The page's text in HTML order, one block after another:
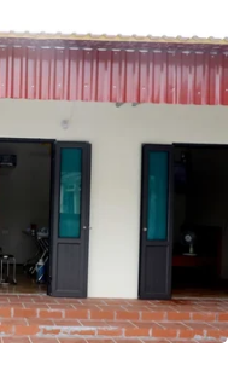
gái đẹp rực rỡ thì Vịnh
tinh khôi, là một trong
giới.